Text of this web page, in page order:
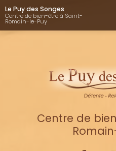
Aller
au
contenu
principal
Le Puy des Songes
Centre de bien-être à Saint-
Romain-le-Puy
Centre de